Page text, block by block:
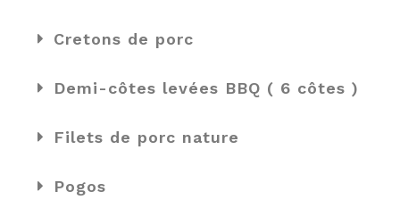
Cretons de porc
Demi-côtes levées BBQ ( 6 côtes )
Filets de porc nature
Pogos